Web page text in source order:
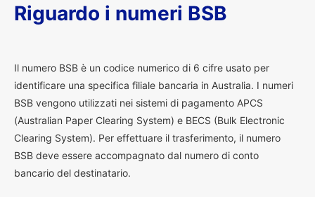
Riguardo i numeri BSB
Il numero BSB è un codice numerico di 6 cifre usato per
identificare una specifica filiale bancaria in Australia. I numeri
BSB vengono utilizzati nei sistemi di pagamento APCS
(Australian Paper Clearing System) e BECS (Bulk Electronic
Clearing System). Per effettuare il trasferimento, il numero
BSB deve essere accompagnato dal numero di conto
bancario del destinatario.